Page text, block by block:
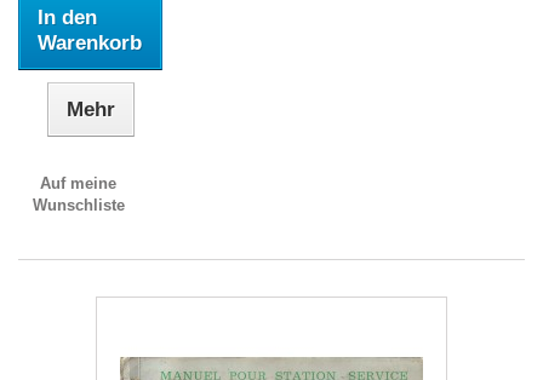
In den
Warenkorb
Mehr
Auf meine
Wunschliste